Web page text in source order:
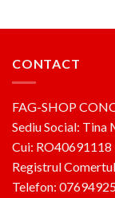
CONTACT
FAG-SHOP
Sediu Social: Tina
Cui: RO40691118
Registrul
Telefon: